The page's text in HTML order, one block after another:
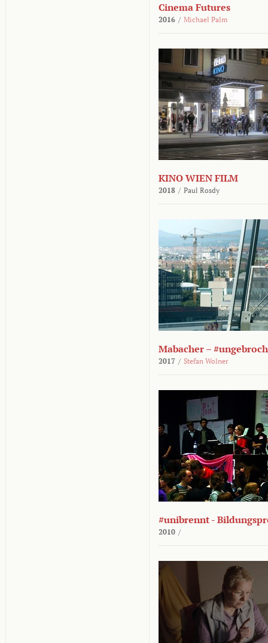
Cinema Futures
2016 / Michael Palm
KINO WIEN FILM
2018 / Paul Rosdy
Mabacher –
2017 / Stefan Wolner
#unibrennt -
2010 /